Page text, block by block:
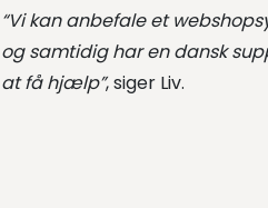
“Vi kan anbefale et
og samtidig har en dansk
at få hjælp”, siger Liv.